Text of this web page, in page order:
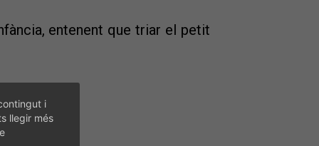
entenent que triar el petit
i
llegir més